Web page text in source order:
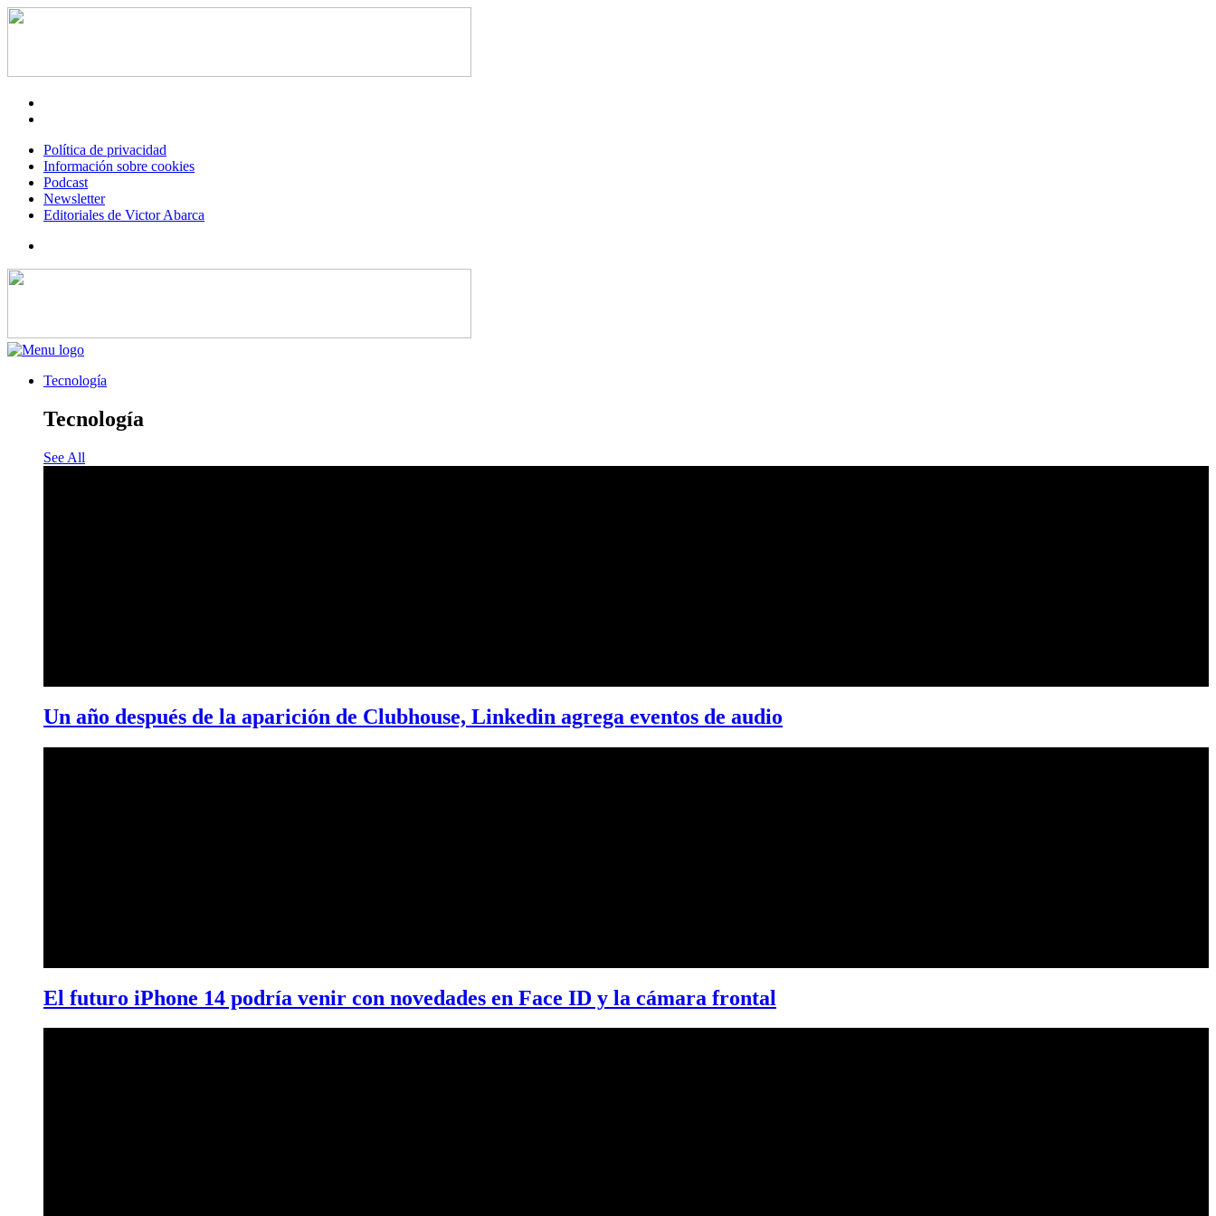
Política de privacidad
Información sobre cookies
Podcast
Newsletter
Editoriales de Victor Abarca
Tecnología
Tecnología
See All
Un año después de la aparición de Clubhouse, Linkedin agrega eventos de audio
El futuro iPhone 14 podría venir con novedades en Face ID y la cámara frontal